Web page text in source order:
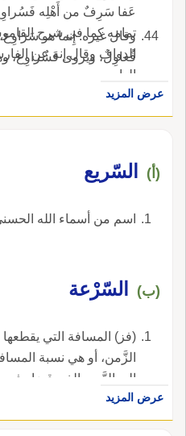
عَفا سَرِفٌ من أَهْلِه
تمامه كما في شرح
الدواف وقال إنه عن
الواو.
وقال غيره: إِنما هو
فُعاوِلٌ، ويروى فَشُراوِع،
عرض المزيد
(أ) السّريع
اسم من أسماء الله
(ب) السّرْعة
(فز) المسافة التي
الزَّمن، أو هي نسبة
إلى الزَّمن الذي قضاه
الابتدائيّة.
عرض المزيد